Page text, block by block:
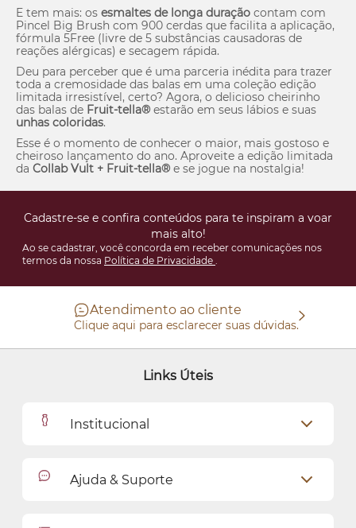
E tem mais: osesmaltes de longa duração contam com
Pincel Big Brush com 900 cerdas que facilita a aplicação,
fórmula 5Free (livre de 5 substâncias causadoras de
reações alérgicas) e secagem rápida.
Deu para perceber que é uma parceria inédita para trazer
toda a cremosidade das balas em uma coleção edição
limitada irresistível, certo? Agora, o delicioso cheirinho
das balas de Fruit-tella® estarão em seus lábios e suas
unhas coloridas.
Esse é o momento de conhecer o maior, mais gostoso e
cheiroso lançamento do ano. Aproveite a edição limitada
daCollab Vult + Fruit-tella®e se jogue na nostalgia!
Cadastre-se e confira conteúdos para te inspiram a voar
mais alto!
Ao se cadastrar, você concorda em receber comunicações nos
termos da nossa Política de Privacidade
Atendimento ao cliente
Clique aqui para esclarecer suas dúvidas.
Links Úteis
Institucional
Como Comprar
Ajuda & Suporte